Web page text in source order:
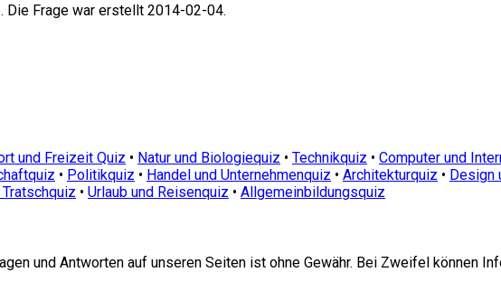
Die Frage war erstellt 2014-02-04.
und Freizeit Quiz • Natur und Biologiequiz • Technikquiz • Computer und
• Politikquiz • Handel und Unternehmenquiz • Architekturquiz • Design
• Urlaub und Reisenquiz • Allgemeinbildungsquiz
und Antworten auf unseren Seiten ist ohne Gewähr. Bei Zweifel können